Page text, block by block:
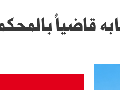
قاضياً